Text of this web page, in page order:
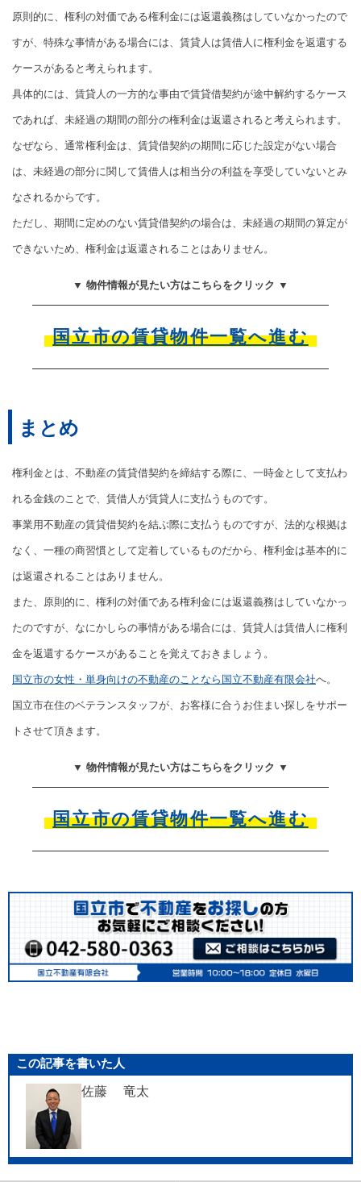
原則的に、権利の対価である権利金には返還義務はしていなかったので
すが、特殊な事情がある場合には、賃貸人は賃借人に権利金を返還する
ケースがあると考えられます。
具体的には、賃貸人の一方的な事由で賃貸借契約が途中解約するケース
であれば、未経過の期間の部分の権利金は返還されると考えられます。
なぜなら、通常権利金は、賃貸借契約の期間に応じた設定がない場合
は、未経過の部分に関して賃借人は相当分の利益を享受していないとみ
なされるからです。
ただし、期間に定めのない賃貸借契約の場合は、未経過の期間の算定が
できないため、権利金は返還されることはありません。
▼ 物件情報が見たい方はこちらをクリック ▼
国立市の賃貸物件一覧へ進む
まとめ
権利金とは、不動産の賃貸借契約を締結する際に、一時金として支払わ
れる金銭のことで、賃借人が賃貸人に支払うものです。
事業用不動産の賃貸借契約を結ぶ際に支払うものですが、法的な根拠は
なく、一種の商習慣として定着しているものだから、権利金は基本的に
は返還されることはありません。
また、原則的に、権利の対価である権利金には返還義務はしていなかっ
たのですが、なにかしらの事情がある場合には、賃貸人は賃借人に権利
金を返還するケースがあることを覚えておきましょう。
国立市の女性・単身向けの不動産のことなら国立不動産有限会社へ。
国立市在住のベテランスタッフが、お客様に合うお住まい探しをサポー
トさせて頂きます。
▼ 物件情報が見たい方はこちらをクリック ▼
国立市の賃貸物件一覧へ進む
この記事を書いた人
佐藤 竜太